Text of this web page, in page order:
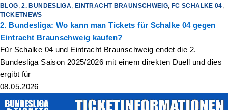
BLOG,2. BUNDESLIGA, EINTRACHT BRAUNSCHWEIG, FC SCHALKE 04,
TICKETNEWS
2. Bundesliga: Wo kann man Tickets für Schalke 04 gegen
Eintracht Braunschweig kaufen?
Für Schalke 04 und Eintracht Braunschweig endet die 2.
Bundesliga Saison 2025/2026 mit einem direkten Duell und dies
ergibt für
08.05.2026